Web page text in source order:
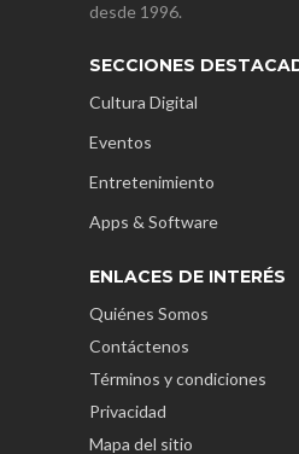
desde 1996.
SECCIONES
Cultura Digital
Eventos
Entretenimiento
Apps & Software
ENLACES DE INTERÉS
Quiénes Somos
Contáctenos
Términos y condiciones
Privacidad
Mapa del sitio